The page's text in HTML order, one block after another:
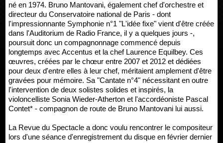
né en 1974. Bruno Mantovani, également chef d'orchestre et
directeur du Conservatoire national de Paris - dont
l'impressionnante Symphonie n°1 "L'idée fixe" vient d'être créée
dans l'Auditorium de Radio France, il y a quelques jours -,
poursuit donc un compagnonnage commencé depuis
longtemps avec Accentus et la chef Laurence Equilbey. Ces
œuvres, créées par le chœur entre 2007 et 2012 et dédiées
pour deux d'entre elles à leur chef, méritaient amplement d'être
gravées pour mémoire. Sa "Cantate n°4" nécessitant en outre
l'intervention de deux solistes solides et inspirés, la
violoncelliste Sonia Wieder-Atherton et l'accordéoniste Pascal
Contet* - compagnon de route de Bruno Mantovani lui aussi.
La Revue du Spectacle a donc voulu rencontrer le compositeur
lors d'une séance d'enregistrement du disque en février dernier